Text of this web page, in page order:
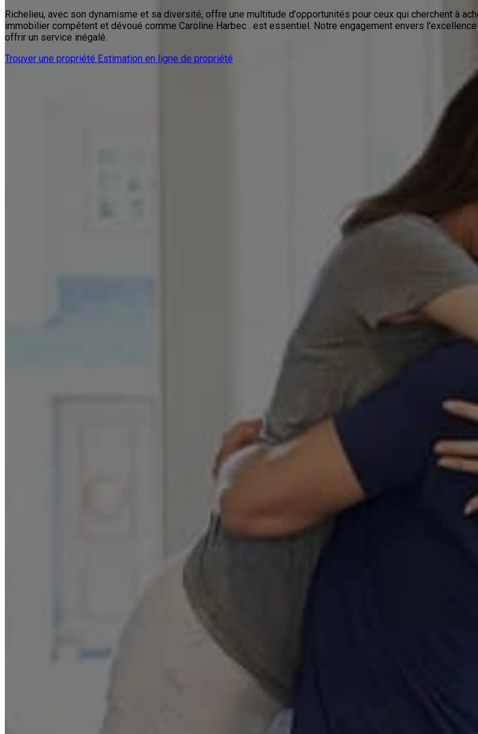
Richelieu, avec son dynamisme et sa diversité, offre une multitude d'opportunités pour ceux qui cherchent à
immobilier compétent et dévoué comme Caroline Harbec . est essentiel. Notre engagement envers
offrir un service inégalé.
Trouver une propriété Estimation en ligne de propriété